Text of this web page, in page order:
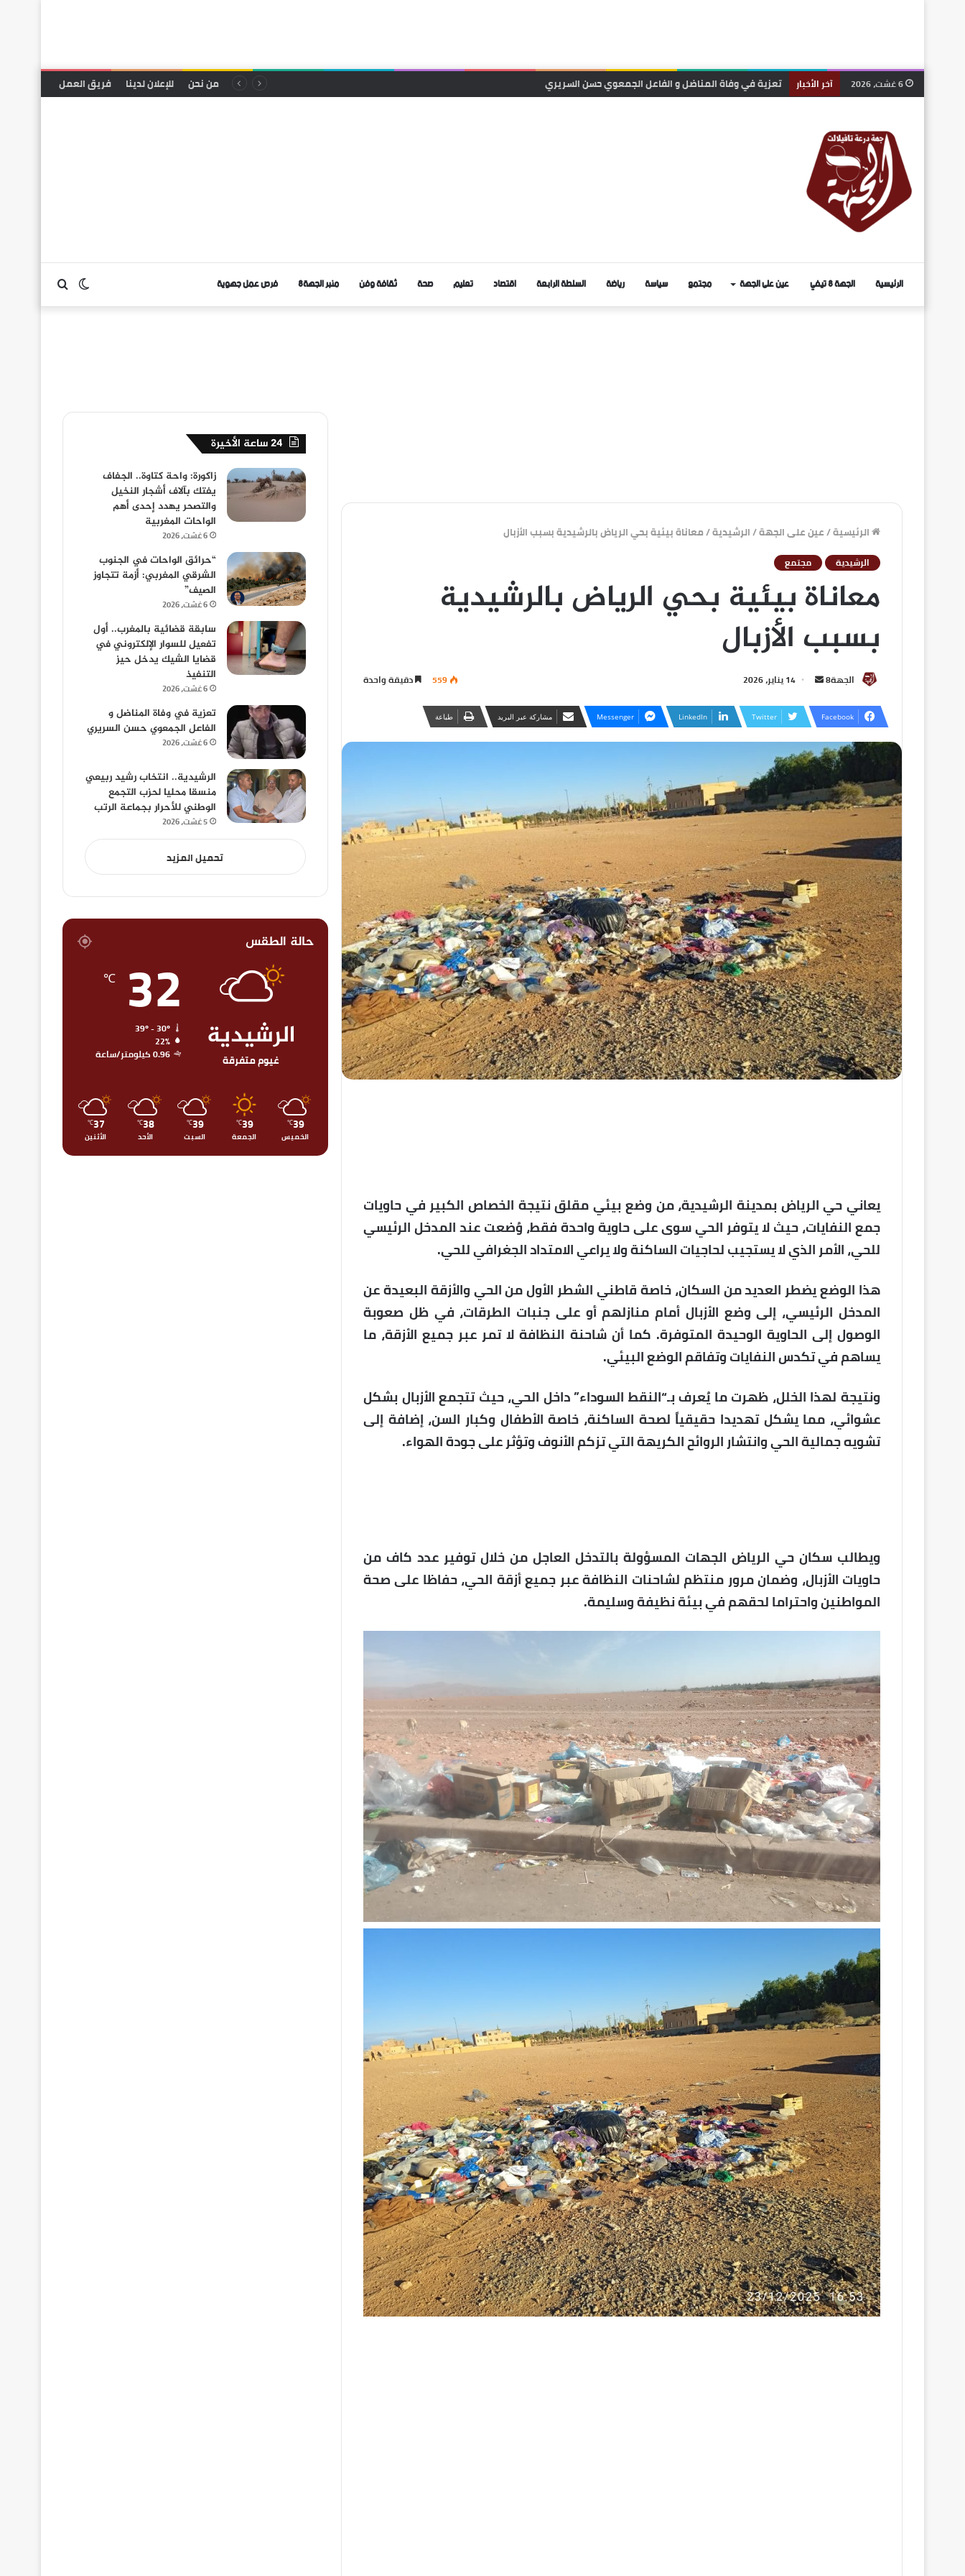
آخر الأخبار الرشيدية.. انتخاب رشيد ربيعي منسقا محليا لحزب التجمع الوطني للأحرار بجماعة الرتب من نحن للإعلان لدينا فريق العمل
الرئيسية الجهة 8 تيفي عين على الجهة مجتمع سياسة رياضة السلطة الرابعة اقتصاد تعليم صحة ثقافة وفن منبر الجهة8 فرص عمل جهوية
الرئيسية/عين على الجهة/الرشيدية/معاناة بيئية بحي الرياض بالرشيدية بسبب الأزبال
الرشيدية مجتمع
معاناة بيئية بحي الرياض بالرشيدية
بسبب الأزبال
الجهة8 14 يناير، 2026 559 دقيقة واحدة
Facebook
Twitter
LinkedIn
Messenger مشاركة عبر البريد طباعة
يعاني حي الرياض بمدينة الرشيدية، من وضع بيئي مقلق نتيجة الخصاص الكبير في حاويات
جمع النفايات، حيث لا يتوفر الحي سوى على حاوية واحدة فقط، وُضعت عند المدخل الرئيسي
للحي، الأمر الذي لا يستجيب لحاجيات الساكنة ولا يراعي الامتداد الجغرافي للحي.
هذا الوضع يضطر العديد من السكان، خاصة قاطني الشطر الأول من الحي والأزقة البعيدة عن
المدخل الرئيسي، إلى وضع الأزبال أمام منازلهم أو على جنبات الطرقات، في ظل صعوبة
الوصول إلى الحاوية الوحيدة المتوفرة. كما أن شاحنة النظافة لا تمر عبر جميع الأزقة، ما
يساهم في تكدس النفايات وتفاقم الوضع البيئي.
ونتيجة لهذا الخلل، ظهرت ما يُعرف بـ“النقط السوداء” داخل الحي، حيث تتجمع الأزبال بشكل
عشوائي، مما يشكل تهديدا حقيقياً لصحة الساكنة، خاصة الأطفال وكبار السن، إضافة إلى
تشويه جمالية الحي وانتشار الروائح الكريهة التي تزكم الأنوف وتؤثر على جودة الهواء.
ويطالب سكان حي الرياض الجهات المسؤولة بالتدخل العاجل من خلال توفير عدد كاف من
حاويات الأزبال، وضمان مرور منتظم لشاحنات النظافة عبر جميع أزقة الحي، حفاظا على صحة
المواطنين واحتراما لحقهم في بيئة نظيفة وسليمة.
24 ساعة الأخيرة
زاكورة: واحة كتاوة.. الجفاف
يفتك بآلاف أشجار النخيل
والتصحر يهدد إحدى أهم
الواحات المغربية
6 غشت، 2026
“حرائق الواحات في الجنوب
الشرقي المغربي: أزمة تتجاوز
الصيف”
6 غشت، 2026
سابقة قضائية بالمغرب.. أول
تفعيل للسوار الإلكتروني في
قضايا الشيك يدخل حيز
التنفيذ
6 غشت، 2026
تعزية في وفاة المناضل و
الفاعل الجمعوي حسن السريري
6 غشت، 2026
الرشيدية.. انتخاب رشيد ربيعي
منسقا محليا لحزب التجمع
الوطني للأحرار بجماعة الرتب
5 غشت، 2026
تحميل المزيد
حالة الطقس
الرشيدية
غيوم متفرقة
32
℃
39º - 30º
22%
0.96 كيلومتر/ساعة
39
℃
الخميس
39
℃
الجمعة
39
℃
السبت
38
℃
الأحد
37
℃
الأثنين